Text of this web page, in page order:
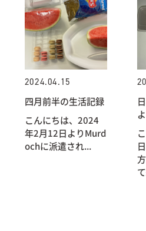
2024.04.15
四月前半の生活記録
こんにちは、2024
年2月12日よりMurd
ochに派遣され...